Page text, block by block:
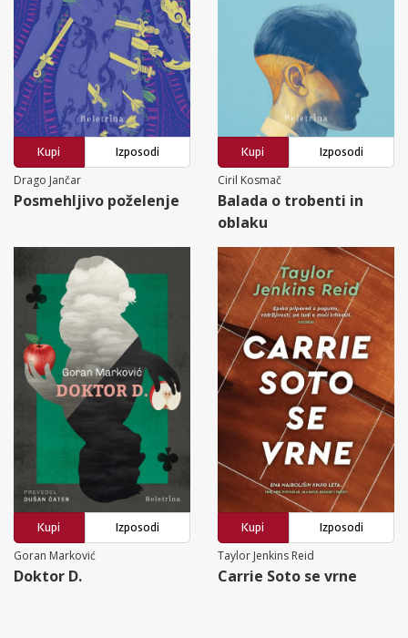
Kupi
Izposodi
Drago Jančar
Posmehljivo poželenje
Kupi
Izposodi
Ciril Kosmač
Balada o trobenti in
oblaku
Kupi
Izposodi
Goran Marković
Doktor D.
Kupi
Izposodi
Taylor Jenkins Reid
Carrie Soto se vrne